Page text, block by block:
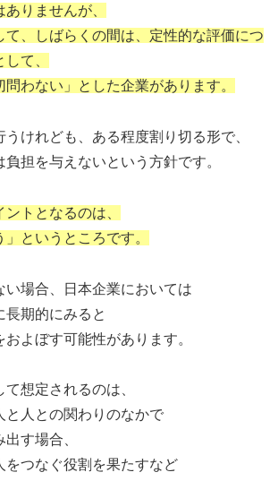
りませんが、
、しばらくの間は、 定性的な評価につ
て、
問わない」とした企業があります。
けれども、ある程度割り切る形で、
担を与えないという方針です。
トとなるのは、
」というところです。
い場合、日本企業においては
長期的にみると
よぼす可能性があります。
想定されるのは、
と人との関わりのなかで
す場合、
をつなぐ役割を果たすなど